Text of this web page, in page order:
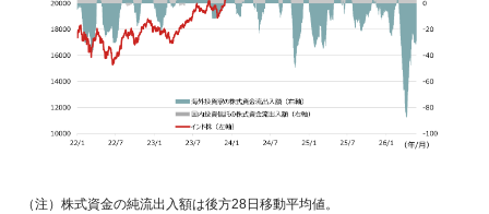
（注）株式資金の純流出入額は後方28日移動平均値。